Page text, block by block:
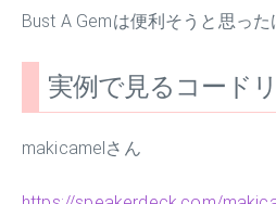
Bust A Gemは便利そうと思っ
実例で見るコード
makicamelさん